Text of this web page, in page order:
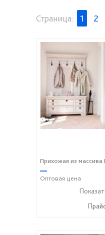
Страница: 1 2
Прихожая из массива
—
Оптовая цена
+7 (928) 229-52-42